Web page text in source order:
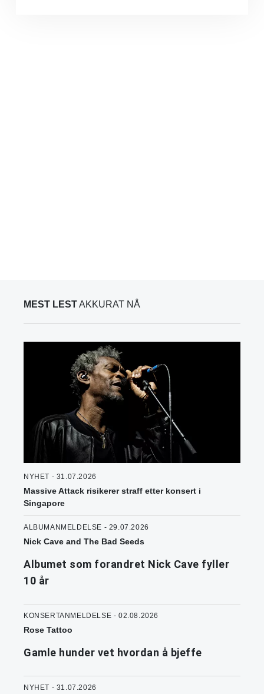
MEST LESTAKKURAT NÅ
NYHET - 31.07.2026
Massive Attack risikerer straff etter konsert i
Singapore
ALBUMANMELDELSE - 29.07.2026
Nick Cave and The Bad Seeds
Albumet som forandret Nick Cave fyller
10 år
KONSERTANMELDELSE - 02.08.2026
Rose Tattoo
Gamle hunder vet hvordan å bjeffe
NYHET - 31.07.2026